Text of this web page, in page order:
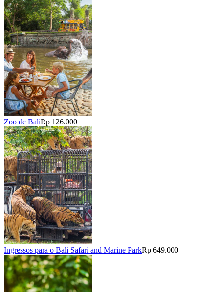
Zoo de BaliRp 126.000
Ingressos para o Bali Safari and Marine ParkRp 649.000